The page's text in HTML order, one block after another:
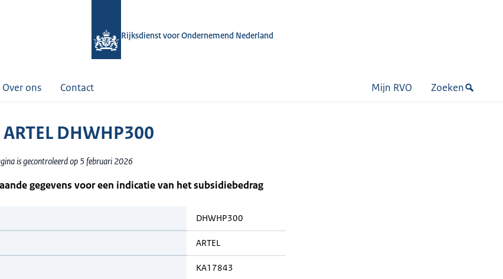
Rijksdienst voor Ondernemend Nederland
Over ons Contact Mijn RVO Zoeken
DHWHP300
is gecontroleerd op 5 februari 2026
gegevens voor een indicatie van het subsidiebedrag
DHWHP300
ARTEL
KA17843